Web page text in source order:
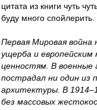
цитата из книги чуть
буду много спойлерить.
Первая Мировая война
ущерба и европейским
ценностям. В военные
пострадал ни один из
архитектуры. В
без массовых